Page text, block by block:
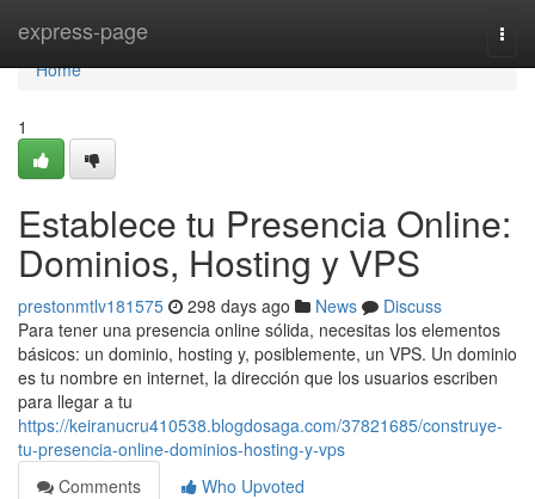
express-page
Home
Home
1
Establece tu Presencia Online:
Dominios, Hosting y VPS
prestonmtlv181575 298 days ago News
Discuss
Para tener una presencia online sólida, necesitas los elementos
básicos: un dominio, hosting y, posiblemente, un VPS. Un dominio
es tu nombre en internet, la dirección que los usuarios escriben
para llegar a tu
https://keiranucru410538.blogdosaga.com/37821685/construye-
tu-presencia-online-dominios-hosting-y-vps
Comments
Who Upvoted